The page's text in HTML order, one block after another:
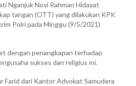
Menghakimi
Bupati
Nganjuk
Nganjuk Novi Rahman Hidayat
tangan (OTT) yang dilakukan KPK
Polri pada Minggu (9/5/2021)
dengan penangkapan terhadap
sukses dan religius ini.
Farid dari Kantor Advokat Samudera